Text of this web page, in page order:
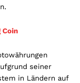
Coin
seiner
in Ländern auf